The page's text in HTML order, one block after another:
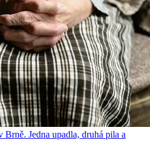
Jedna upadla, druhá pila a